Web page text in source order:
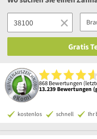
Gratis
868 Bewertungen
13.239 Bewertungen
kostenlos schnell Ihr